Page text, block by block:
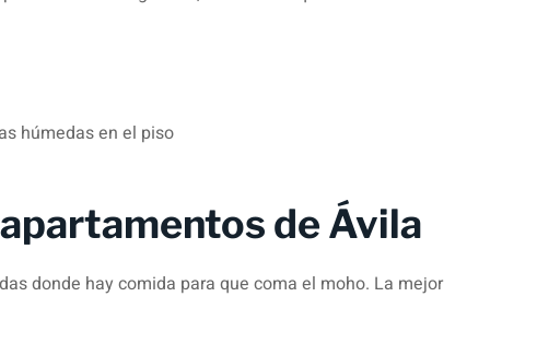
húmedas en el piso
de Ávila
donde hay comida para que coma el moho. La mejor